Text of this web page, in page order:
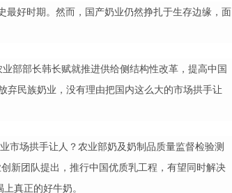
最好时期。然而，国产奶业仍然挣扎于生存边缘，面
部部长韩长赋就推进供给侧结构性改革，提高中国
弃民族奶业，没有理由把国内这么大的市场拱手让
市场拱手让人？农业部奶及奶制品质量监督检验测
新团队提出，推行中国优质乳工程，有望同时解决
真正的好牛奶。